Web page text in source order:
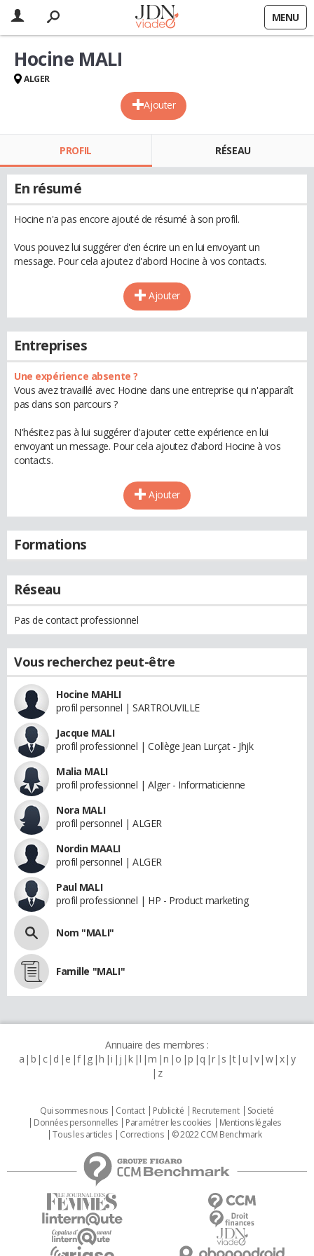
MENU
Ajouter
Hocine MALI
ALGER
PROFIL RÉSEAU
En résumé
Hocine n'a pas encore ajouté de résumé à son profil.
Vous pouvez lui suggérer d'en écrire un en lui envoyant un
message. Pour cela ajoutez d'abord Hocine à vos contacts.
Ajouter
Entreprises
Une expérience absente ?
Vous avez travaillé avec Hocine dans une entreprise qui n'apparaît
pas dans son parcours ?
N'hésitez pas à lui suggérer d'ajouter cette expérience en lui
envoyant un message. Pour cela ajoutez d'abord Hocine à vos
contacts.
Ajouter
Formations
Réseau
Pas de contact professionnel
Vous recherchez peut-être
Hocine MAHLI
profil personnel | SARTROUVILLE
Jacque MALI
profil professionnel | Collège Jean Lurçat - Jhjk
Malia MALI
profil professionnel | Alger - Informaticienne
Nora MALI
profil personnel | ALGER
Nordin MAALI
profil personnel | ALGER
Paul MALI
profil professionnel | HP - Product marketing
Nom "MALI"
Famille "MALI"
Annuaire des membres :
a b c d e f g h i j k l m n o p q r s t u v w x y
z
Qui sommes nous Contact Publicité Recrutement
Societé
Données personnelles
Paramétrer les cookies
Mentions légales
Tous les articles
Corrections © 2022 CCM Benchmark